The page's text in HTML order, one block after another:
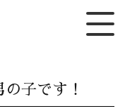
子です！